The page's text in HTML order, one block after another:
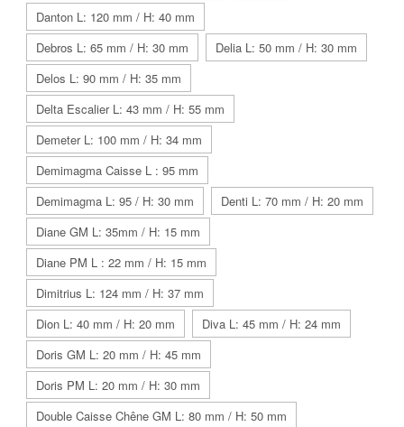
Danton L: 120 mm / H: 40 mm
Debros L: 65 mm / H: 30 mm
Delia L: 50 mm / H: 30 mm
Delos L: 90 mm / H: 35 mm
Delta Escalier L: 43 mm / H: 55 mm
Demeter L: 100 mm / H: 34 mm
Demimagma Caisse L : 95 mm
Demimagma L: 95 / H: 30 mm
Denti L: 70 mm / H: 20 mm
Diane GM L: 35mm / H: 15 mm
Diane PM L : 22 mm / H: 15 mm
Dimitrius L: 124 mm / H: 37 mm
Dion L: 40 mm / H: 20 mm
Diva L: 45 mm / H: 24 mm
Doris GM L: 20 mm / H: 45 mm
Doris PM L: 20 mm / H: 30 mm
Double Caisse Chêne GM L: 80 mm / H: 50 mm